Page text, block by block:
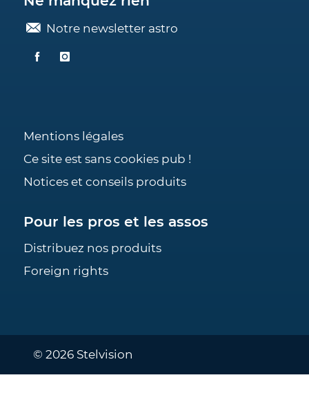
Notre newsletter astro
Mentions légales
Ce site est sans cookies pub !
Notices et conseils produits
Pour les pros et les assos
Distribuez nos produits
Foreign rights
© 2026 Stelvision